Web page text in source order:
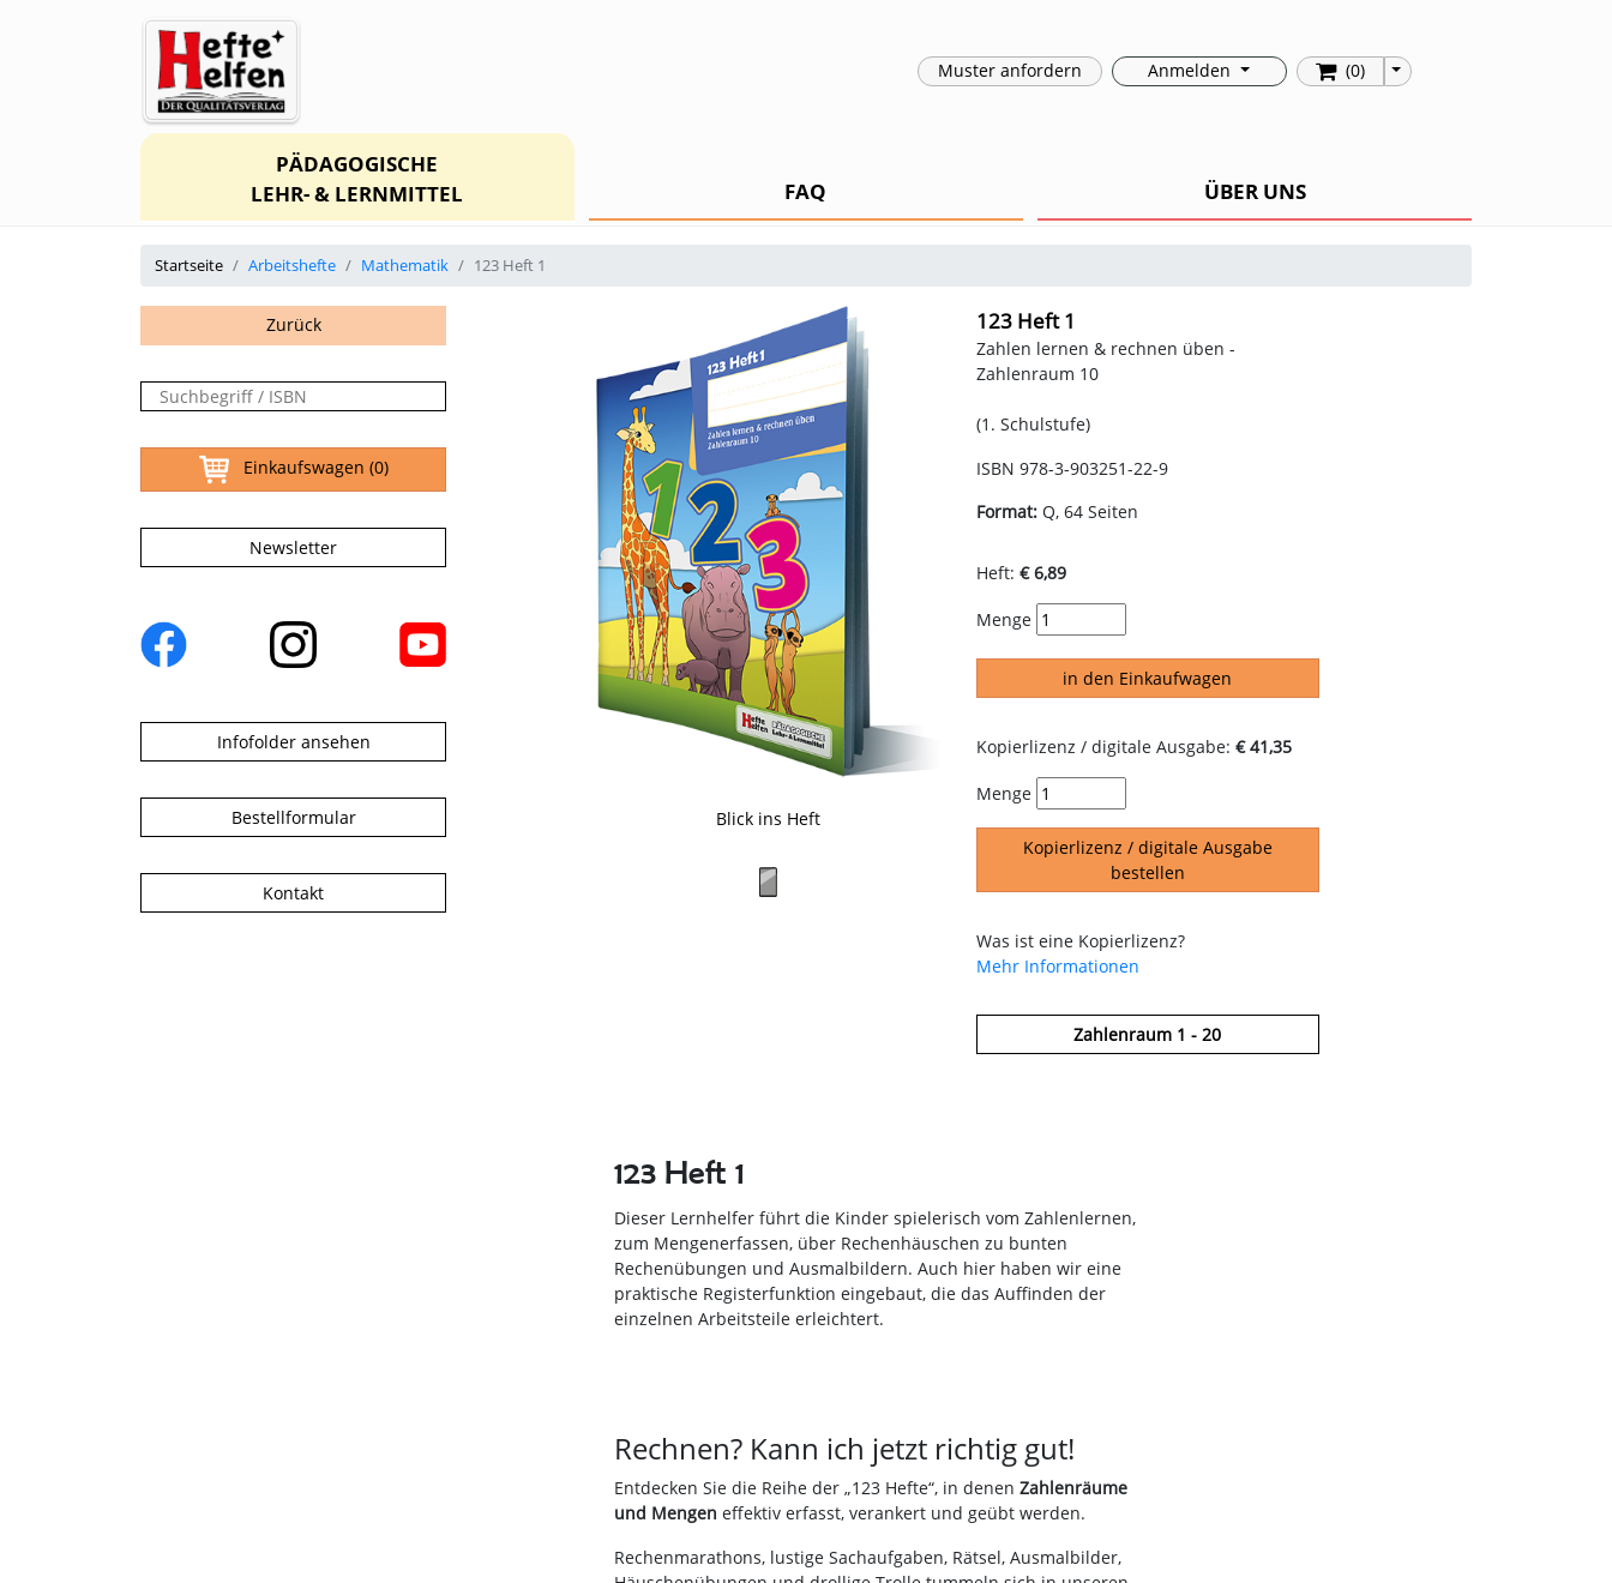
Muster anfordern Anmelden (0) Toggle Dropdown
PÄDAGOGISCHE
LEHR- & LERNMITTEL
FAQ ÜBER UNS
Startseite Arbeitshefte Mathematik 123 Heft 1
Zurück
Einkaufswagen (0)
Newsletter
Infofolder ansehen
Bestellformular
Kontakt
Blick ins Heft
123 Heft 1
Zahlen lernen & rechnen üben -
Zahlenraum 10
(1. Schulstufe)
ISBN 978-3-903251-22-9
Format:Q, 64 Seiten
Heft: € 6,89
Menge
in den Einkaufwagen
Kopierlizenz / digitale Ausgabe: € 41,35
Menge
Kopierlizenz / digitale Ausgabe
bestellen
Was ist eine Kopierlizenz?
Mehr Informationen
Zahlenraum 1 - 20
123 Heft 1
Dieser Lernhelfer führt die Kinder spielerisch vom Zahlenlernen,
zum Mengenerfassen, über Rechenhäuschen zu bunten
Rechenübungen und Ausmalbildern. Auch hier haben wir eine
praktische Registerfunktion eingebaut, die das Auffinden der
einzelnen Arbeitsteile erleichtert.
Rechnen? Kann ich jetzt richtig gut!
Entdecken Sie die Reihe der „123 Hefte“, in denen Zahlenräume
und Mengen effektiv erfasst, verankert und geübt werden.
Rechenmarathons, lustige Sachaufgaben, Rätsel, Ausmalbilder,